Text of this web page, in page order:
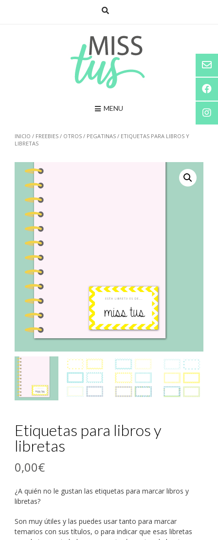
MENU
INICIO / FREEBIES / OTROS / PEGATINAS / ETIQUETAS PARA LIBROS Y
LIBRETAS
Etiquetas para libros y
libretas
0,00€
¿A quién no le gustan las etiquetas para marcar libros y
libretas?
Son muy útiles y las puedes usar tanto para marcar
temarios con sus títulos, o para indicar que esas libretas